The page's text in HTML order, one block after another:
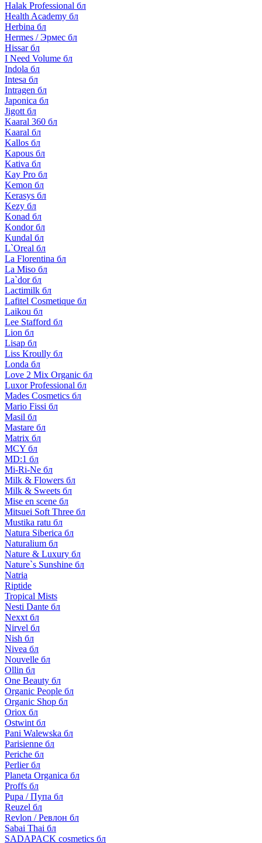
Halak Professional бл
Health Academy бл
Herbina бл
Hermes / Эрмес бл
Hissar бл
I Need Volume бл
Indola бл
Intesa бл
Intragen бл
Japonica бл
Jigott бл
Kaaral 360 бл
Kaaral бл
Kallos бл
Kapous бл
Kativa бл
Kay Pro бл
Kemon бл
Kerasys бл
Kezy бл
Konad бл
Kondor бл
Kundal бл
L`Oreal бл
La Florentina бл
La Miso бл
La`dor бл
Lactimilk бл
Lafitel Cosmetique бл
Laikou бл
Lee Stafford бл
Lion бл
Lisap бл
Liss Kroully бл
Londa бл
Love 2 Mix Organic бл
Luxor Professional бл
Mades Cosmetics бл
Mario Fissi бл
Masil бл
Mastare бл
Matrix бл
MCY бл
MD:1 бл
Mi-Ri-Ne бл
Milk & Flowers бл
Milk & Sweets бл
Mise en scene бл
Mitsuei Soft Three бл
Mustika ratu бл
Natura Siberica бл
Naturalium бл
Nature & Luxury бл
Nature`s Sunshine бл
Natria
Riptide
Tropical Mists
Nesti Dante бл
Nexxt бл
Nirvel бл
Nish бл
Nivea бл
Nouvelle бл
Ollin бл
One Beauty бл
Organic People бл
Organic Shop бл
Oriox бл
Ostwint бл
Pani Walewska бл
Parisienne бл
Periche бл
Perlier бл
Planeta Organica бл
Proffs бл
Pupa / Пупа бл
Reuzel бл
Revlon / Ревлон бл
Sabai Thai бл
SADAPACK cosmetics бл